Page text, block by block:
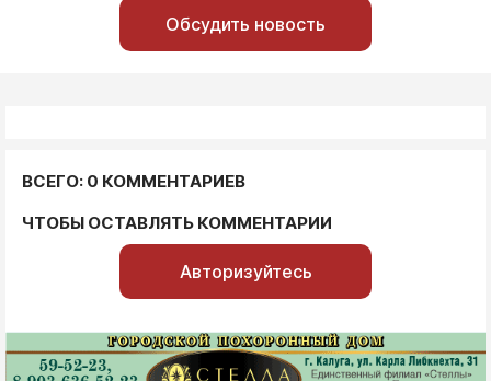
Обсудить новость
ВСЕГО: 0 КОММЕНТАРИЕВ
ЧТОБЫ ОСТАВЛЯТЬ КОММЕНТАРИИ
Авторизуйтесь